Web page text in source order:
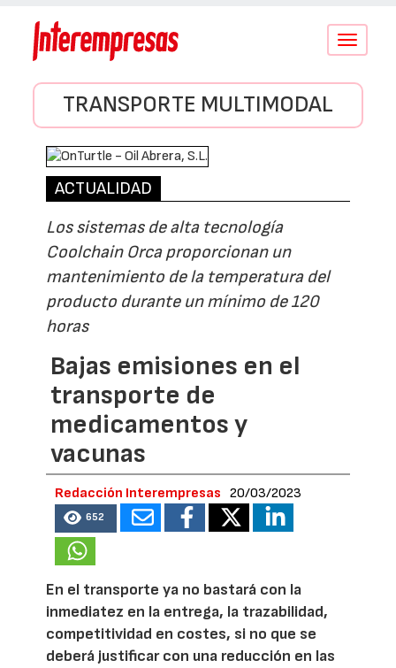
Conmutar
TRANSPORTE MULTIMODAL
ACTUALIDAD
Los sistemas de alta tecnología
Coolchain Orca proporcionan un
mantenimiento de la temperatura del
producto durante un mínimo de 120
horas
Bajas emisiones en el
transporte de
medicamentos y
vacunas
Redacción Interempresas 20/03/2023
652
En el transporte ya no bastará con la
inmediatez en la entrega, la trazabilidad,
competitividad en costes, si no que se
deberá justificar con una reducción en las